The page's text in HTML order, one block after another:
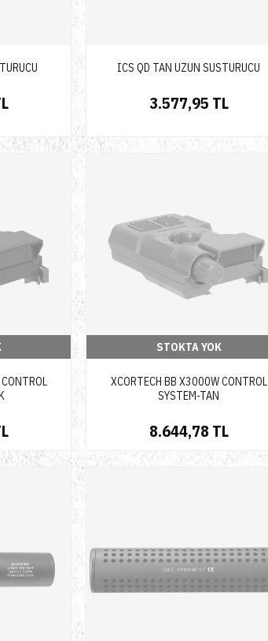
ICS QD TAN UZUN SUSTURUCU
3.577,95 TL
STOKTA YOK
XCORTECH BB X3000W CONTROL
SYSTEM-TAN
8.644,78 TL